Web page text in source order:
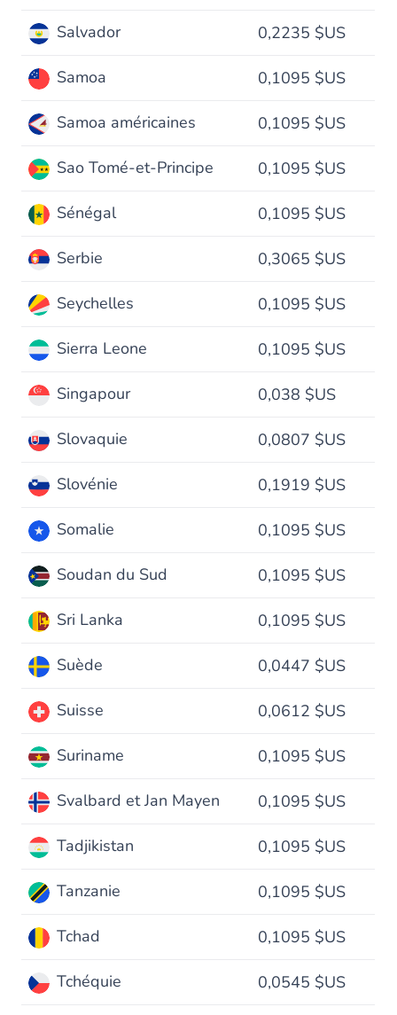
Salvador 0,2235 $US
Samoa 0,1095 $US
Samoa américaines 0,1095 $US
Sao Tomé-et-Principe 0,1095 $US
Sénégal 0,1095 $US
Serbie 0,3065 $US
Seychelles 0,1095 $US
Sierra Leone 0,1095 $US
Singapour 0,038 $US
Slovaquie 0,0807 $US
Slovénie 0,1919 $US
Somalie 0,1095 $US
Soudan du Sud 0,1095 $US
Sri Lanka 0,1095 $US
Suède 0,0447 $US
Suisse 0,0612 $US
Suriname 0,1095 $US
Svalbard et Jan Mayen 0,1095 $US
Tadjikistan 0,1095 $US
Tanzanie 0,1095 $US
Tchad 0,1095 $US
Tchéquie 0,0545 $US